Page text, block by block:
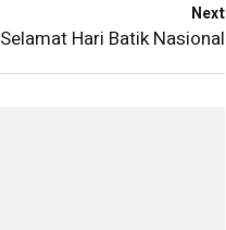
Next
Selamat Hari Batik Nasional